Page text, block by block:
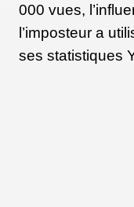
000 vues,
l’imposteur a
ses statistiques